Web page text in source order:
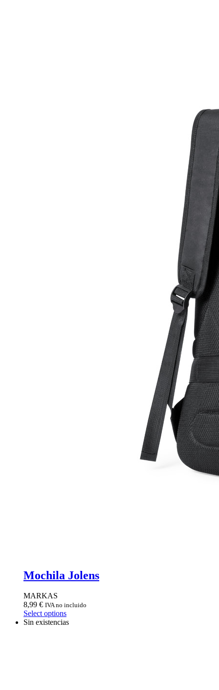
Mochila Jolens
MARKAS
8,99 € IVA no incluido
Select options
Sin existencias